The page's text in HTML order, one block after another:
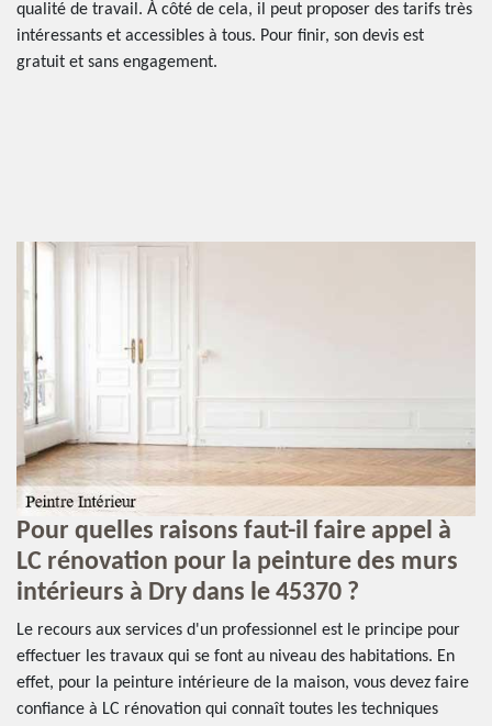
qualité de travail. À côté de cela, il peut proposer des tarifs très
intéressants et accessibles à tous. Pour finir, son devis est
gratuit et sans engagement.
Pour quelles raisons faut-il faire appel à
LC rénovation pour la peinture des murs
intérieurs à Dry dans le 45370 ?
Le recours aux services d'un professionnel est le principe pour
effectuer les travaux qui se font au niveau des habitations. En
effet, pour la peinture intérieure de la maison, vous devez faire
confiance à LC rénovation qui connaît toutes les techniques